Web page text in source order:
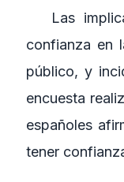
Las
confianza en
público, y
encuesta
españoles
tener